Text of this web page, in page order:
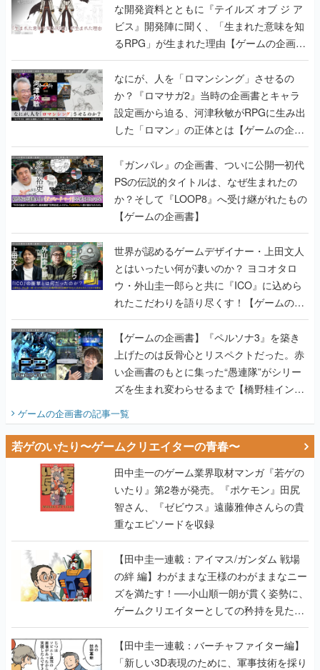
な開発資料とともに『テイルズ オブ ジ ア
ビス』開発陣に聞く、「生まれた意味を知
るRPG」が生まれた理由【ゲームの企画
書】
なにが、人を「ロマンシング」させるの
か？『ロマサガ2』当時の企画書とキャラ
設定画から迫る、河津秋敏がRPGに生み出
した「ロマン」の正体とは【ゲームの企画
書】
『ガンパレ』の企画書、ついに公開━初代
PSの伝説的タイトルは、なぜ生まれたの
か？そして『LOOP8』へ受け継がれたもの
【ゲームの企画書】
世界が認めるゲームデザイナー・上田文人
とはいったい何が凄いのか？ ヨコオタロ
ウ・外山圭一郎らと共に『ICO』に込めら
れたこだわりを語り尽くす！【ゲームの企
画書】
【ゲームの企画書】『ペルソナ3』を築き
上げたのは反骨心とリスペクトだった。赤
い企画書のもとに集った“愚連隊”がシリー
ズを生まれ変わらせるまで【橋野桂インタ
ゲームの企画書の記事一覧
若ゲのいたり〜ゲームクリエイターの青春〜
田中圭一のゲーム業界取材マンガ『若ゲの
いたり』第2巻が発売。『ポケモン』田尻
智さん、『ゼビウス』遠藤雅伸さんらの貴
重なエピソードを収録
【田中圭一連載：アイマス/ガンダム 戦場
の絆 編】わがままな王様のわがままなニー
ズを満たす！──小山順一朗が貫く姿勢に、
ゲームクリエイターとしての矜持を見た
【若ゲのいたり最終回】
【田中圭一連載：バーチャファイター編】
「新しい3D表現のために、軍事技術を採り